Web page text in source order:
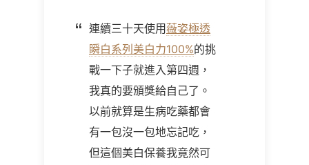
連續三十天使用薇姿極透
瞬白系列美白力100%的挑
戰一下子就進入第四週，
我真的要頒獎給自己了。
以前就算是生病吃藥都會
有一包沒一包地忘記吃，
但這個美白保養我竟然可